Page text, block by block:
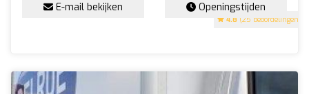
4.8 (25 beoordelingen)
E-mail bekijken Openingstijden